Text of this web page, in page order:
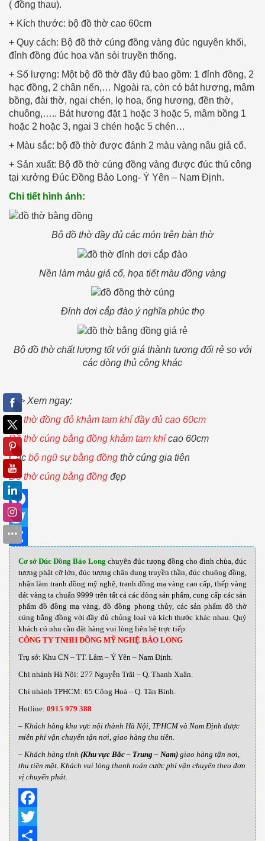
( đồng thau).
+ Kích thước: bộ đồ thờ cao 60cm
+ Quy cách: Bộ đồ thờ cúng đồng vàng đúc nguyên khối,
đỉnh đồng đúc hoa văn sòi truyền thống.
+ Số lượng: Một bộ đồ thờ đầy đủ bao gồm: 1 đỉnh đồng, 2
hạc đồng, 2 chân nến,… Ngoài ra, còn có bát hương, mâm
bồng, đài thờ, ngai chén, lọ hoa, ống hương, đền thờ,
chuông,….. Bát hương đặt 1 hoặc 3 hoặc 5, mâm bồng 1
hoặc 2 hoặc 3, ngai 3 chén hoặc 5 chén…
+ Màu sắc: bộ đồ thờ được đánh 2 màu vàng nâu giả cổ.
+ Sản xuất: Bộ đồ thờ cúng đồng vàng được đúc thủ công
tại xưởng Đúc Đồng Bảo Long- Ý Yên – Nam Định.
Chi tiết hình ảnh:
Bộ đồ thờ đầy đủ các món trên bàn thờ
Nền làm màu giả cổ, họa tiết màu đồng vàng
Đỉnh dơi cắp đào ý nghĩa phúc thọ
Bộ đồ thờ chất lượng tốt với giá thành tương đối rẻ so với
các dòng thủ công khác
=>> Xem ngay:
Đồ thờ đồng đỏ khảm tam khí đầy đủ cao 60cm
Đồ thờ cúng bằng đồng khảm tam khícao 60cm
Các bộ ngũ sự bằng đồng thờ cúng gia tiên
Đồ thờ cúng bằng đồng đẹp
Facebook
Twitter
ShareCơ sở Đúc Đồng Bảo Long chuyên đúc tượng đồng cho đình chùa, đúc
tượng phật cỡ lớn, đúc tượng chân dung truyền thần, đúc chuông đồng,
nhận làm tranh đồng mỹ nghệ, tranh đồng mạ vàng cao cấp, thếp vàng
dát vàng ta chuẩn 9999 trên tất cả các dòng sản phẩm, cung cấp các sản
phẩm đồ đồng mạ vàng, đồ đồng phong thủy, các sản phẩm đồ thờ
cúng bằng đồng với đầy đủ chủng loại và kích thước khác nhau. Quý
khách có nhu cầu đặt hàng vui lòng liên hệ trực tiếp:
CÔNG TY TNHH ĐỒNG MỸ NGHỆ BẢO LONG
Trụ sở: Khu CN – TT. Lâm – Ý Yên – Nam Định.
Chi nhánh Hà Nội: 277 Nguyễn Trãi – Q. Thanh Xuân.
Chi nhánh TPHCM: 65 Cộng Hoà – Q. Tân Bình.
Hotline: 0915 979 388
– Khách hàng khu vực nội thành Hà Nội, TPHCM và Nam Định được
miễn phí vận chuyển tận nơi, giao hàng thu tiền.
– Khách hàng tỉnh (Khu vực Bắc – Trung – Nam) giao hàng tận nơi,
thu tiền mặt. Khách vui lòng thanh toán cước phí vận chuyển theo đơn
vị chuyển phát.
Facebook
Twitter